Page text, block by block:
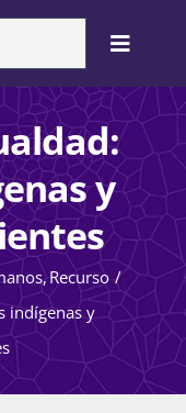
Toggle
de género
y
Recurso
indígenas y